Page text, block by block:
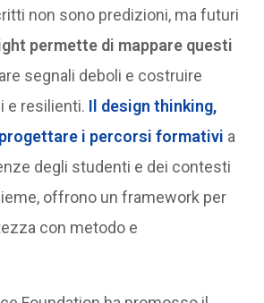
non sono predizioni, ma futuri
permette di mappare questi
segnali deboli e costruire
e resilienti. Il design thinking,
i percorsi formativi a
degli studenti e dei contesti
offrono un framework per
con metodo e